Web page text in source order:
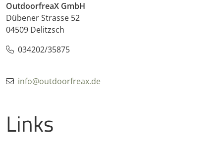
OutdoorfreaX GmbH
Dübener Strasse 52
04509 Delitzsch
034202/35875
info@outdoorfreax.de
Links